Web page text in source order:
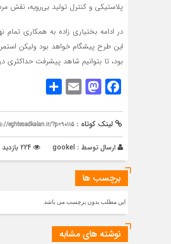
پلاستیکی و کنترل تولید بی‌رویه، نقش
در ادامه بختیاری زاده به همکاری
این طرح پیشگام خواهد بود ولیکن
بود، تا بتوانیم شاهد پیشرفت حداکثری
Facebook
Mastodon
Email
لینک کوتاه : eghtesadkalan.ir/?p=90115
ارسال توسط : gookel
برچسب ها
این مطلب بدون برچسب می باشد.
نوشته های مشابه